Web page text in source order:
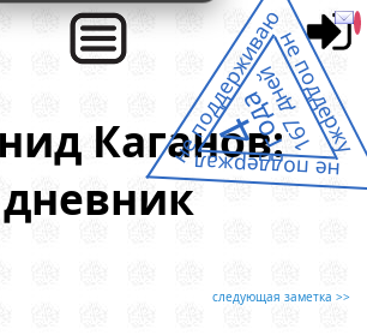
Каганов:
дневник
следующая заметка >>
не поддержал
не поддерживаюне поддержу
4
года
167 дней